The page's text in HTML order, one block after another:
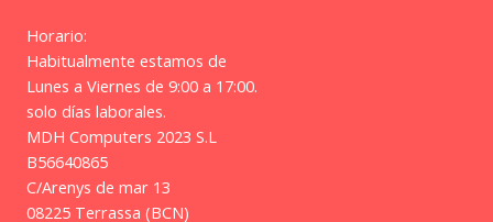
Horario:
Habitualmente estamos de
Lunes a Viernes de 9:00 a 17:00.
solo días laborales.
MDH Computers 2023 S.L
B56640865
C/Arenys de mar 13
08225 Terrassa (BCN)